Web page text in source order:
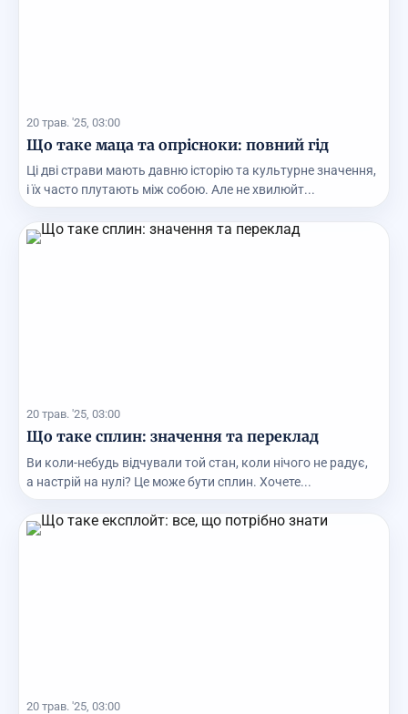
20 трав. '25, 03:00
Що таке маца та опрісноки: повний гід
Ці дві страви мають давню історію та культурне значення,
і їх часто плутають між собою. Але не хвилюйт...
20 трав. '25, 03:00
Що таке сплин: значення та переклад
Ви коли-небудь відчували той стан, коли нічого не радує,
а настрій на нулі? Це може бути сплин. Хочете...
20 трав. '25, 03:00